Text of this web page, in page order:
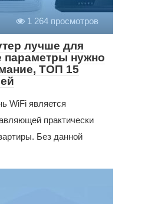
1 264 просмотров
лучше для
параметры нужно
ТОП 15
WiFi является
практически
Без данной